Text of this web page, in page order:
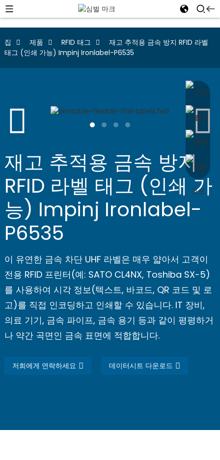
집 제품 RFID 태그
재고 추적용 금속 방지 RFID 라벨
태그 (인쇄 가능) Impinj Ironlabel-P6535
재고 추적용 금속 방지
RFID 라벨 태그 (인쇄 가
능) Impinj Ironlabel-
P6535
이 유연한 금속 차단 UHF 라벨은 매우 얇아서 고객이
전용 RFID 프린터(예: SATO CL4NX, Toshiba SX-5)
를 사용하여 시각 정보(텍스트, 바코드, QR 코드 및 로
고)를 직접 인코딩하고 인쇄할 수 있습니다. IT 장비,
의료 기기, 금속 파이프, 금속 용기 등과 같이 평평하거
나 약간 곡면인 금속 표면에 적합합니다.
저희에게 연락하세요 데이터시트 다운로드